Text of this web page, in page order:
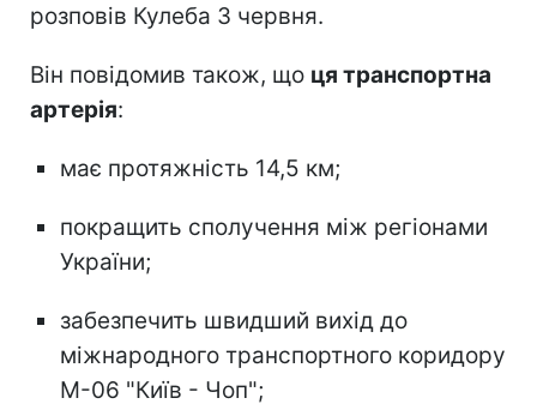
розповів Кулеба 3 червня.
Він повідомив також, що ця транспортна
артерія:
має протяжність 14,5 км;
покращить сполучення між регіонами
України;
забезпечить швидший вихід до
міжнародного транспортного коридору
М-06 "Київ - Чоп";